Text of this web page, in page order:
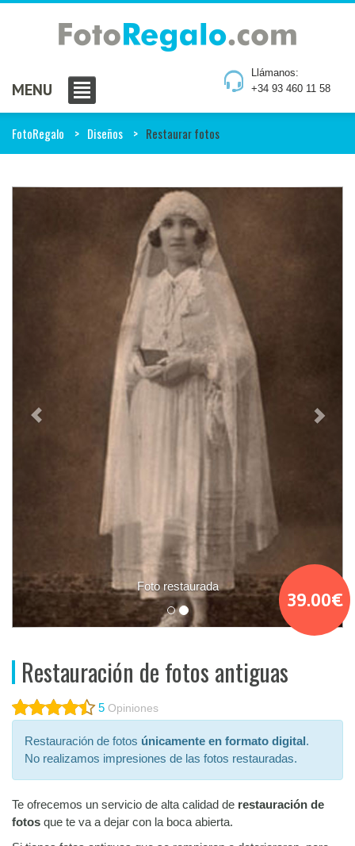
Llámanos:
+34 93 460 11 58
MENU
FotoRegalo Diseños Restaurar fotos
Foto restaurada
39.00€
Restauración de fotos antiguas
5 Opiniones
Restauración de fotos únicamente en formato digital.
No realizamos impresiones de las fotos restauradas.
Te ofrecemos un servicio de alta calidad de restauración de
fotos que te va a dejar con la boca abierta.